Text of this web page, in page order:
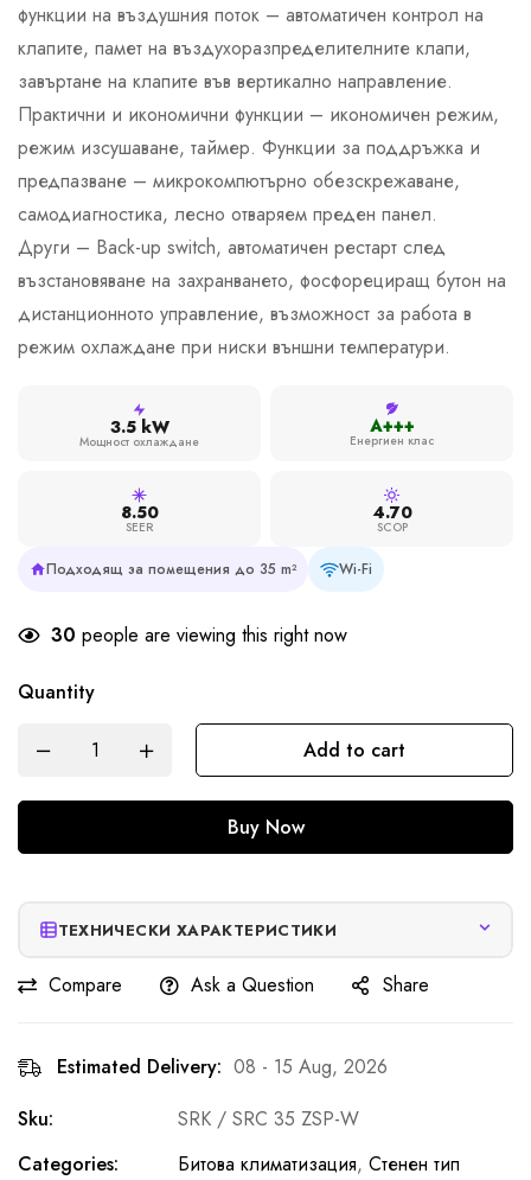
функции на въздушния поток – автоматичен контрол на
клапите, памет на въздухоразпределителните клапи,
завъртане на клапите във вертикално направление.
Практични и икономични функции – икономичен режим,
режим изсушаване, таймер. Функции за поддръжка и
предпазване – микрокомпютърно обезскрежаване,
самодиагностика, лесно отваряем преден панел.
Други – Back-up switch, автоматичен рестарт след
възстановяване на захранването, фосфорециращ бутон на
дистанционното управление, възможност за работа в
режим охлаждане при ниски външни температури.
3.5 kW
Мощност охлаждане
A+++
Енергиен клас
8.50
SEER
4.70
SCOP
Подходящ за помещения до 35 m² Wi-Fi
30 people are viewing this right now
Quantity
Add to cart
Buy Now
ТЕХНИЧЕСКИ ХАРАКТЕРИСТИКИ
Compare Ask a Question Share
Estimated Delivery: 08 - 15 Aug, 2026
Sku:
SRK / SRC 35 ZSP-W
Categories:
Битова климатизация, Стенен тип